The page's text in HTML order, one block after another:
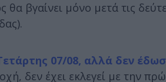
βγαίνει μόνο μετά τις
07/08, αλλά δεν
δεν έχει εκλεγεί με την